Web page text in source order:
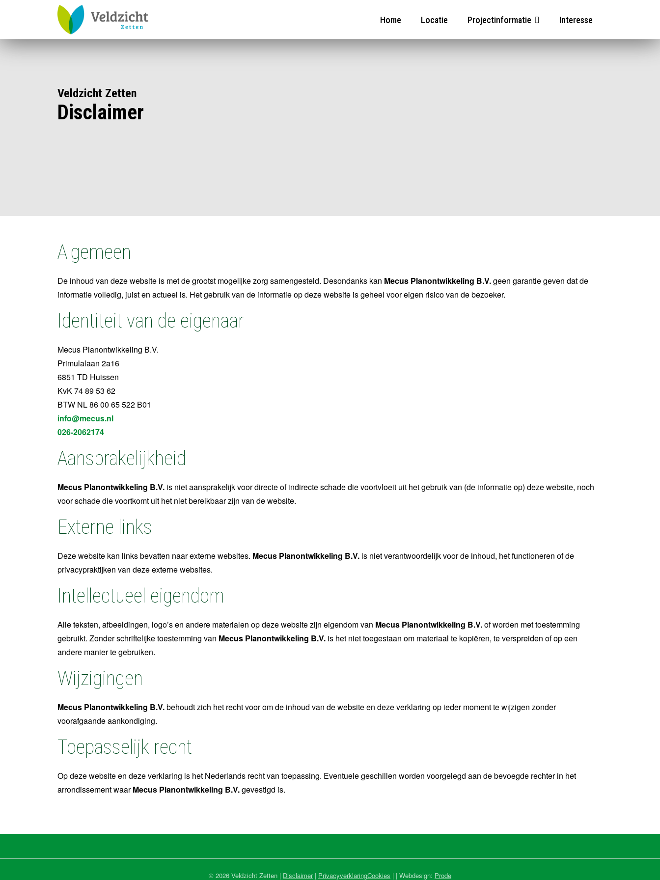
Home Locatie Projectinformatie Interesse
Veldzicht Zetten
Disclaimer
Algemeen
De inhoud van deze website is met de grootst mogelijke zorg samengesteld. Desondanks kan Mecus Planontwikkeling B.V.geen garantie geven dat de
informatie volledig, juist en actueel is. Het gebruik van de informatie op deze website is geheel voor eigen risico van de bezoeker.
Identiteit van de eigenaar
Mecus Planontwikkeling B.V.
Primulalaan 2a16
6851 TD Huissen
KvK 74 89 53 62
BTW NL 86 00 65 522 B01
info@mecus.nl
026-2062174
Aansprakelijkheid
Mecus Planontwikkeling B.V. is niet aansprakelijk voor directe of indirecte schade die voortvloeit uit het gebruik van (de informatie op) deze website, noch
voor schade die voortkomt uit het niet bereikbaar zijn van de website.
Externe links
Deze website kan links bevatten naar externe websites. Mecus Planontwikkeling B.V. is niet verantwoordelijk voor de inhoud, het functioneren of de
privacypraktijken van deze externe websites.
Intellectueel eigendom
Alle teksten, afbeeldingen, logo’s en andere materialen op deze website zijn eigendom van Mecus Planontwikkeling B.V.of worden met toestemming
gebruikt. Zonder schriftelijke toestemming van Mecus Planontwikkeling B.V. is het niet toegestaan om materiaal te kopiëren, te verspreiden of op een
andere manier te gebruiken.
Wijzigingen
Mecus Planontwikkeling B.V.behoudt zich het recht voor om de inhoud van de website en deze verklaring op ieder moment te wijzigen zonder
voorafgaande aankondiging.
Toepasselijk recht
Op deze website en deze verklaring is het Nederlands recht van toepassing. Eventuele geschillen worden voorgelegd aan de bevoegde rechter in het
arrondissement waarMecus Planontwikkeling B.V.gevestigd is.
© 2026 Veldzicht Zetten | Disclaimer| PrivacyverklaringCookies | | Webdesign: Prode